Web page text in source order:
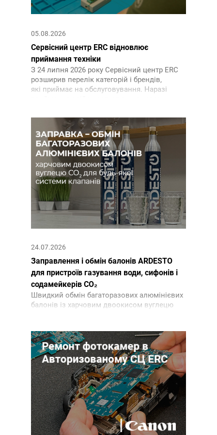
05.08.2026
Сервісний центр ERC відновлює
приймання техніки
З 24 липня 2026 року Сервісний центр ERC
розширив перелік категорій і брендів,
які приймає на обслуговування. Наразі
підтвердження заявки на сайті.
24.07.2026
Заправлення і обмін балонів ARDESTO
для пристроїв газування води, сифонів і
содамейкерів CO₂
Швидкий обмін багаторазових алюмінієвих
балонів із харчовим двоокисом вуглецю